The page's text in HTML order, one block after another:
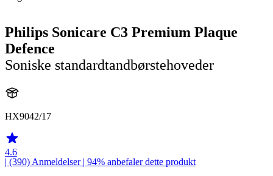
Philips Sonicare C3 Premium Plaque
Defence
Soniske standardtandbørstehoveder
HX9042/17
4.6
| (390) Anmeldelser| 94% anbefaler dette produkt